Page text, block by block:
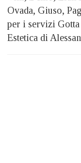
Ovada, Giuso,
per i servizi
Estetica di